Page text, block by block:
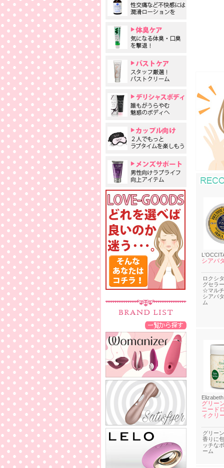
シアバ
ロクシ
グセラ
☆マル
シアバ
ム
グリー
ニード
ィクリ
グリー
香りに
ッチな
ーム